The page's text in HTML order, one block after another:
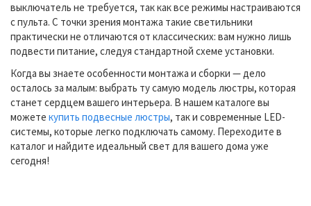
выключатель не требуется, так как все режимы настраиваются
с пульта. С точки зрения монтажа такие светильники
практически не отличаются от классических: вам нужно лишь
подвести питание, следуя стандартной схеме установки.
Когда вы знаете особенности монтажа и сборки — дело
осталось за малым: выбрать ту самую модель люстры, которая
станет сердцем вашего интерьера. В нашем каталоге вы
можете купить подвесные люстры, так и современные LED-
системы, которые легко подключать самому. Переходите в
каталог и найдите идеальный свет для вашего дома уже
сегодня!